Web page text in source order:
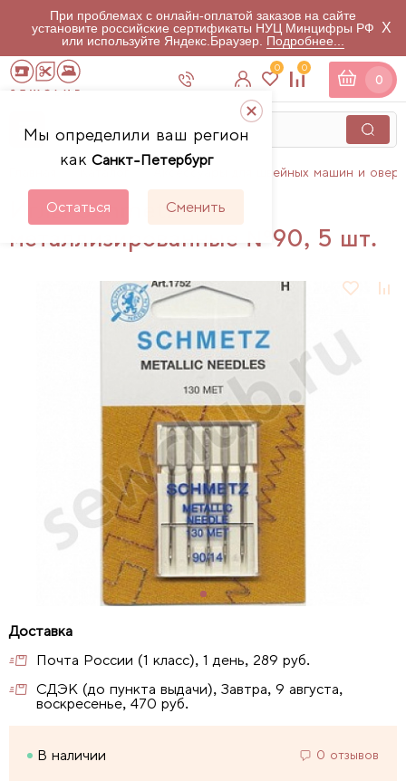
При проблемах с онлайн-оплатой заказов на сайте
установите российские сертификаты НУЦ Минцифры РФ
или используйте Яндекс.Браузер. Подробнее...
X
Мы определили ваш регион
как Санкт-Петербург
Остаться Сменить
0 0
0
Аксессуары для швейных машин и
Иглы Schmetz
металлизированные №90, 5 шт.
Почта России (1 класс), 1 день, 289 руб.
СДЭК (до пункта выдачи), Завтра, 9 августа,
воскресенье, 470 руб.
В наличии 0 отзывов